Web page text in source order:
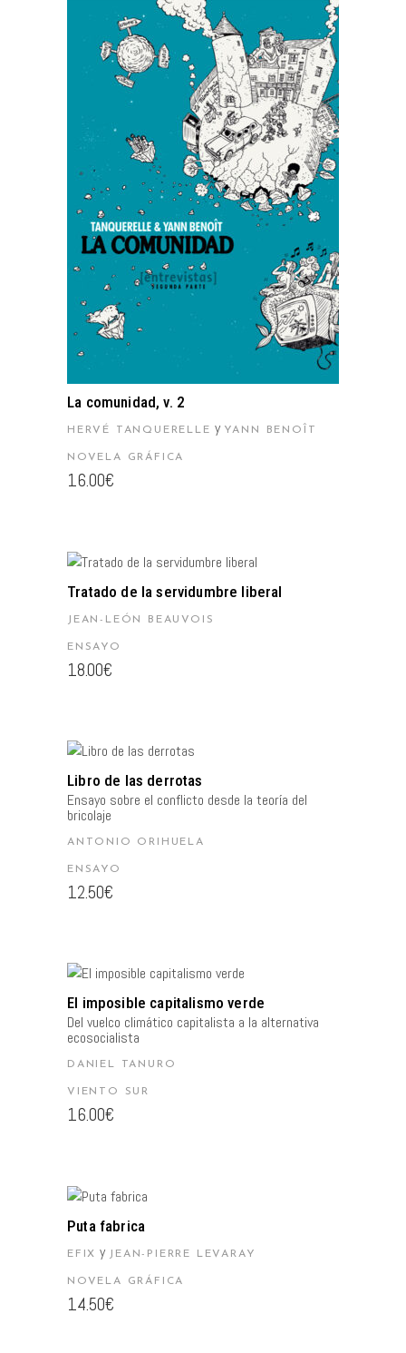
AÑADIR AL CARRITO
La comunidad, v. 2
HERVÉ TANQUERELLE y YANN BENOÎT
NOVELA GRÁFICA
16.00€
Tratado de la servidumbre liberal
JEAN-LEÓN BEAUVOIS
ENSAYO
18.00€
Libro de las derrotas
Ensayo sobre el conflicto desde la teoría del
bricolaje
ANTONIO ORIHUELA
ENSAYO
12.50€
AÑADIR AL CARRITO
El imposible capitalismo verde
Del vuelco climático capitalista a la alternativa
ecosocialista
DANIEL TANURO
VIENTO SUR
16.00€
Puta fabrica
EFIX y JEAN-PIERRE LEVARAY
NOVELA GRÁFICA
14.50€